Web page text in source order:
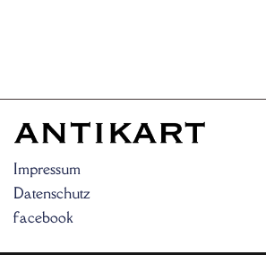
Impressum
Datenschutz
facebook